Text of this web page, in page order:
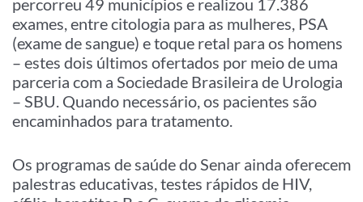
percorreu 49 municípios e realizou 17.386
exames, entre citologia para as mulheres, PSA
(exame de sangue) e toque retal para os homens
– estes dois últimos ofertados por meio de uma
parceria com a Sociedade Brasileira de Urologia
– SBU. Quando necessário, os pacientes são
encaminhados para tratamento.
Os programas de saúde do Senar ainda oferecem
palestras educativas, testes rápidos de HIV,